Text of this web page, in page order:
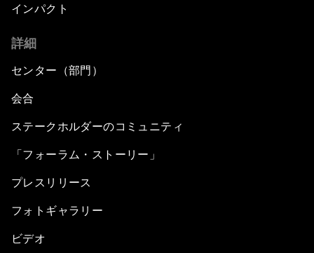
インパクト
詳細
センター（部門）
会合
ステークホルダーのコミュニティ
「フォーラム・ストーリー」
プレスリリース
フォトギャラリー
ビデオ